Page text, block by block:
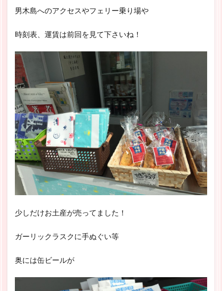
男木島へのアクセスやフェリー乗り場や
時刻表、運賃は前回を見て下さいね！
少しだけお土産が売ってました！
ガーリックラスクに手ぬぐい等
奥には缶ビールが